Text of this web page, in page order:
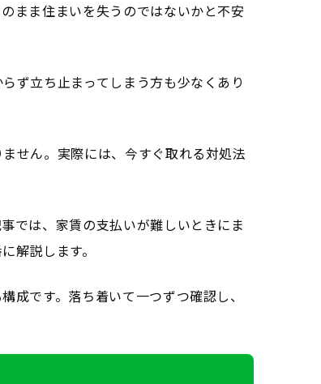
まま住まいを失うのではないかと不安
ず立ち止まってしまう方も少なくあり
せん。実際には、今すぐ取れる対処法
では、家賃の支払いが難しいときにま
解説します。
成です。落ち着いて一つずつ確認し、